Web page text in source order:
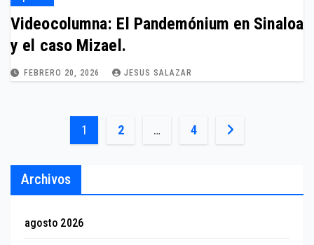
Videocolumna: El Pandemónium en Sinaloa
y el caso Mizael.
FEBRERO 20, 2026 JESUS SALAZAR
Paginación
de
entradas
1 2 … 4
Archivos
agosto 2026